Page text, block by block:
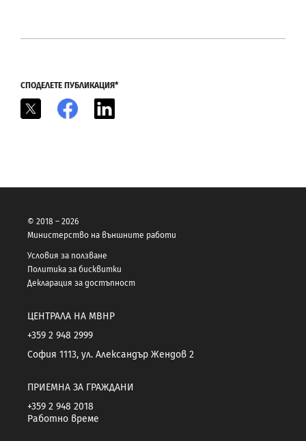
СПОДЕЛЕТЕ ПУБЛИКАЦИЯ*
Facebook
© 2018 – 2026
Министерство на външните работи
Условия за ползване
Политика за бисквитки
Декларация за достъпност
ЦЕНТРАЛА НА МВНР
+359 2 948 2999
София 1113, ул. Александър Жендов 2
ПРИЕМНА ЗА ГРАЖДАНИ
+359 2 948 2018
Работно време